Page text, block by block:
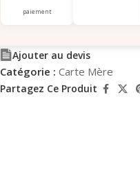
paiement
Ajouter au devis
Catégorie : Carte Mère
Partagez Ce Produit